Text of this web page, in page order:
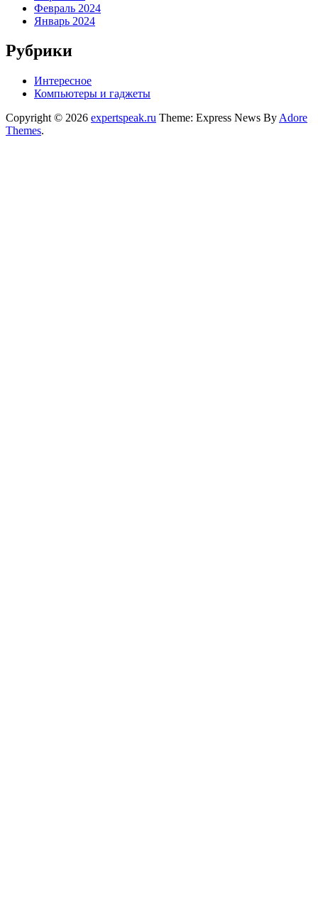
Февраль 2024
Январь 2024
Рубрики
Интересное
Компьютеры и гаджеты
Copyright © 2026 expertspeak.ru Theme: Express News By Adore
Themes.